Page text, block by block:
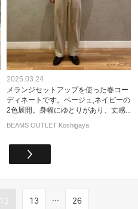
2025.03.24
メランジセットアップを使った春コー
ディネートです。ベージュ,ネイビーの
2色展開。身幅にゆとりがあり、丈感...
BEAMS OUTLET Koshigaya
12 13 ... 26